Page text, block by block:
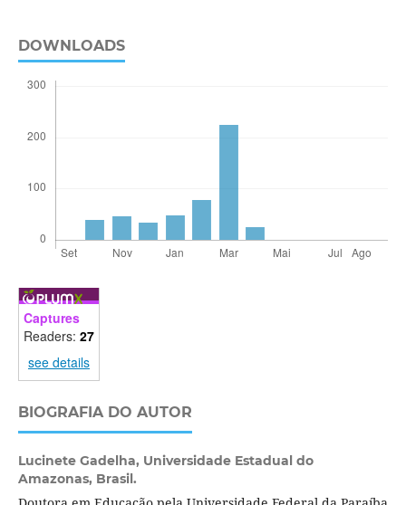
DOWNLOADS
Captures
Readers: 27
see details
BIOGRAFIA DO AUTOR
Lucinete Gadelha, Universidade Estadual do
Amazonas, Brasil.